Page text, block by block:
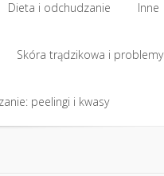
Dieta i odchudzanie
Dieta i odchudzanie
Inne
Inne
Skóra trądzikowa i problemy
Skóra trądzikowa i problemy
peelingi i kwasy